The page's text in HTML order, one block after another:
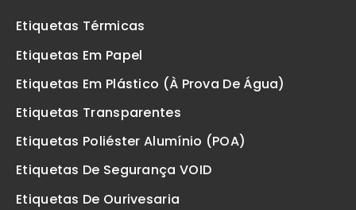
Etiquetas Térmicas
Etiquetas Em Papel
Etiquetas Em Plástico (à Prova De Água)
Etiquetas Transparentes
Etiquetas Poliéster Alumínio (POA)
Etiquetas De Segurança VOID
Etiquetas De Ourivesaria